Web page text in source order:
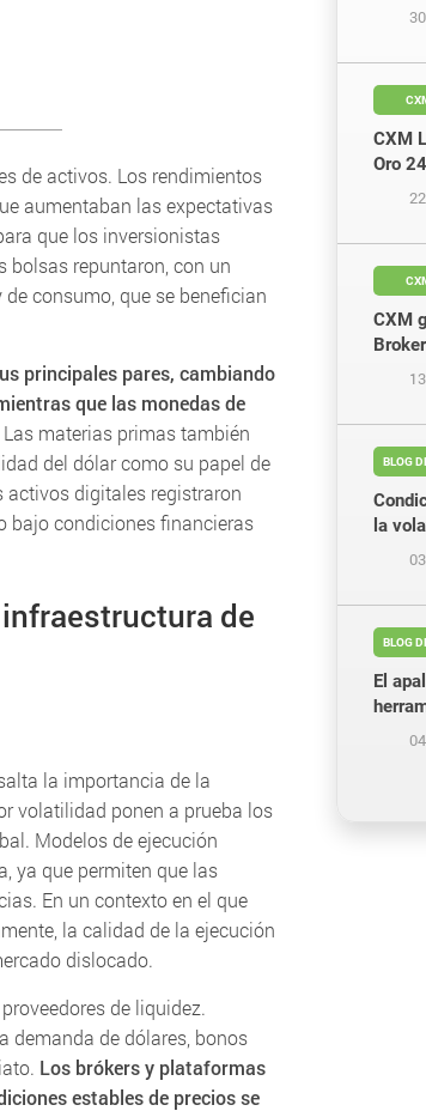
de activos. Los rendimientos
aumentaban las expectativas
que los inversionistas
bolsas repuntaron, con un
consumo, que se benefician
principales pares, cambiando
que las monedas de
Las materias primas también
del dólar como su papel de
activos digitales registraron
bajo condiciones financieras
de
la importancia de la
volatilidad ponen a prueba los
Modelos de ejecución
ya que permiten que las
En un contexto en el que
la calidad de la ejecución
dislocado.
de liquidez.
demanda de dólares, bonos
Los brókers y plataformas
estables de precios se
CXM
Oro
CXM
BLOG
la
BLOG
El